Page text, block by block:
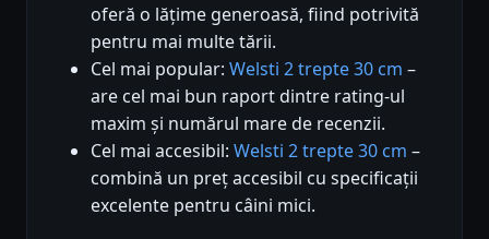
oferă o lățime generoasă, fiind potrivită
pentru mai multe tării.
Cel mai popular: Welsti 2 trepte 30 cm –
are cel mai bun raport dintre rating-ul
maxim și numărul mare de recenzii.
Cel mai accesibil: Welsti 2 trepte 30 cm –
combină un preț accesibil cu specificații
excelente pentru câini mici.